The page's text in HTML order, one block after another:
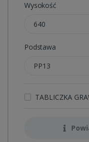
Wysokość
640
Podstawa
PP13
TABLICZKA